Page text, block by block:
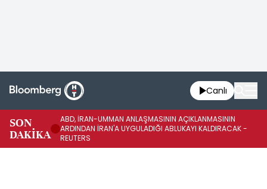
Canlı
SON
DAKİKA
ABD, İRAN-UMMAN ANLAŞMASININ AÇIKLANMASININ
ARDINDAN İRAN'A UYGULADIĞI ABLUKAYI KALDIRACAK -
REUTERS